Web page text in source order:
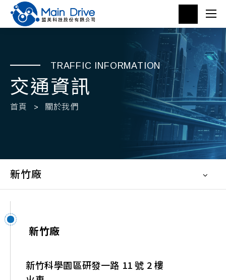
TRAFFIC INFORMATION
交通資訊
首頁 關於我們
新竹廠
新竹廠
新竹科學園區研發一路 11 號 2 樓